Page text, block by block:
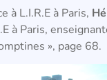
à L.I.R.E à Paris,
à Paris,
», page 68.